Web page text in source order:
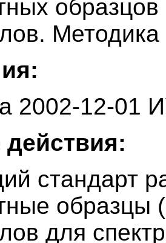
2002-12-01
стандарт
образцы
для